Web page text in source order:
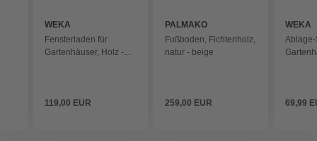
WEKA
Fensterladen für
Gartenhäuser, Holz -
119,00 EUR
PALMAKO
Fußboden, Fichtenholz,
natur - beige
259,00 EUR
WEKA
Ablage-
69,99